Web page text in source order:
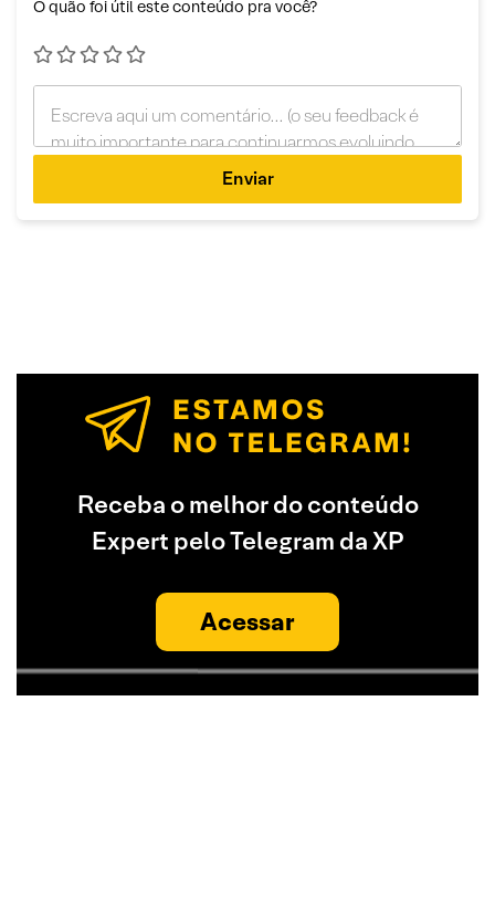
O quão foi útil este conteúdo pra você?
Enviar
Receba o melhor do conteúdo
Expert pelo Telegram da XP
Acessar